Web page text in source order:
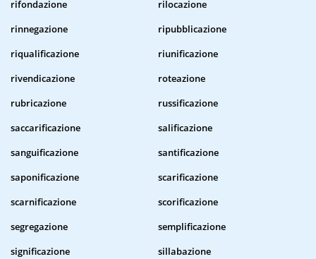
rifondazione
rilocazione
rinnegazione
ripubblicazione
riqualificazione
riunificazione
rivendicazione
roteazione
rubricazione
russificazione
saccarificazione
salificazione
sanguificazione
santificazione
saponificazione
scarificazione
scarnificazione
scorificazione
segregazione
semplificazione
significazione
sillabazione